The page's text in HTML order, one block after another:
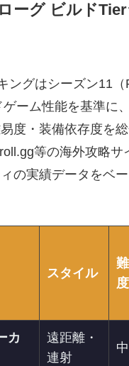
ーグ ビルド
ングはシーズン11（
ーム性能を基準に
度・装備依存度を
等の海外攻略サ
の実績データをベ
スタイル
度
カ
遠距離・
連射
中